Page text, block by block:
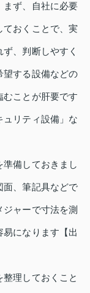
まず、自社に必要
ておくことで、実
、判断しやすく
望する設備などの
ことが肝要です
ュリティ設備」な
備しておきまし
面、筆記具などで
ャーで寸法を測
になります【出
理しておくこと